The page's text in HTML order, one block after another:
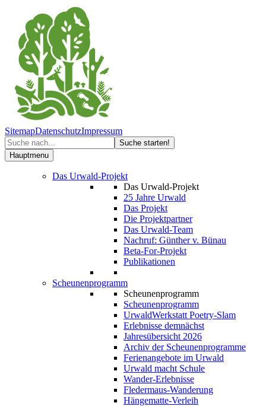
SitemapDatenschutzImpressum
Hauptmenu
Das Urwald-Projekt
Das Urwald-Projekt
25 Jahre Urwald
Das Projekt
Die Projektpartner
Das Urwald-Team
Nachruf: Günther v. Bünau
Beta-For-Projekt
Publikationen
Scheunenprogramm
Scheunenprogramm
Scheunenprogramm
UrwaldWerkstatt Poetry-Slam
Erlebnisse demnächst
Jahresübersicht 2026
Archiv der Scheunenprogramme
Ferienangebote im Urwald
Urwald macht Schule
Wander-Erlebnisse
Fledermaus-Wanderung
Hängematte-Verleih